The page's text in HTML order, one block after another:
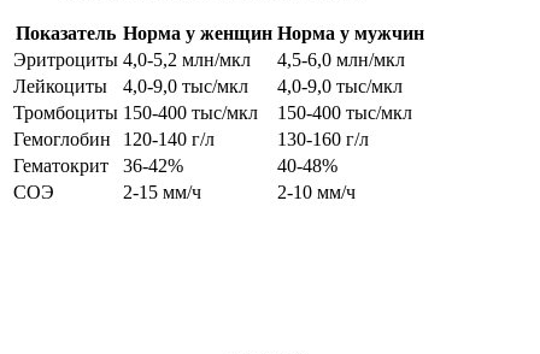
Показатель Норма у женщин Норма у мужчин
Эритроциты 4,0-5,2 млн/мкл
4,5-6,0 млн/мкл
Лейкоциты
4,0-9,0 тыс/мкл
4,0-9,0 тыс/мкл
Тромбоциты 150-400 тыс/мкл
150-400 тыс/мкл
Гемоглобин
120-140 г/л
130-160 г/л
Гематокрит
36-42%
40-48%
СОЭ
2-15 мм/ч 2-10 мм/ч